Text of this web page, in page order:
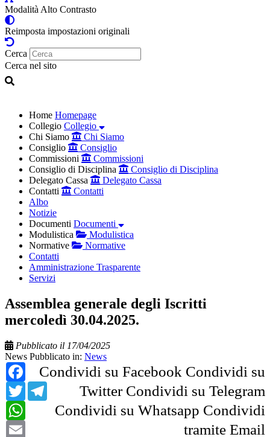
Modalità Alto Contrasto
Reimposta impostazioni originali
Cerca
Cerca nel sito
Home Homepage
Collegio Collegio
Chi Siamo
Chi Siamo
Consiglio
Consiglio
Commissioni
Commissioni
Consiglio di Disciplina
Consiglio di Disciplina
Delegato Cassa
Delegato Cassa
Contatti
Contatti
Albo
Notizie
Documenti Documenti
Modulistica
Modulistica
Normative
Normative
Contatti
Amministrazione Trasparente
Servizi
Assemblea generale degli Iscritti
mercoledì 30.04.2025.
Pubblicato il 17/04/2025
News Pubblicato in: News
Condividi su Facebook
Facebook
Condividi su
Twitter
Twitter Condividi su Telegram
Telegram
Condividi su Whatsapp
WhatsApp
Condividi
tramite Email